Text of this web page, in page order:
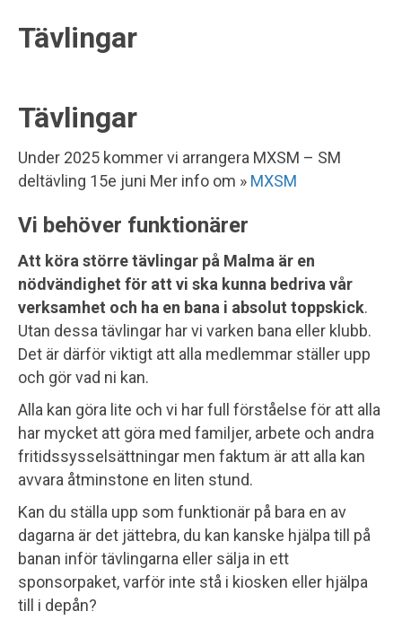
Tävlingar
Tävlingar
Under 2025 kommer vi arrangera MXSM – SM
deltävling 15e juni Mer info om » MXSM
Vi behöver funktionärer
Att köra större tävlingar på Malma är en
nödvändighet för att vi ska kunna bedriva vår
verksamhet och ha en bana i absolut toppskick.
Utan dessa tävlingar har vi varken bana eller klubb.
Det är därför viktigt att alla medlemmar ställer upp
och gör vad ni kan.
Alla kan göra lite och vi har full förståelse för att alla
har mycket att göra med familjer, arbete och andra
fritidssysselsättningar men faktum är att alla kan
avvara åtminstone en liten stund.
Kan du ställa upp som funktionär på bara en av
dagarna är det jättebra, du kan kanske hjälpa till på
banan inför tävlingarna eller sälja in ett
sponsorpaket, varför inte stå i kiosken eller hjälpa
till i depån?